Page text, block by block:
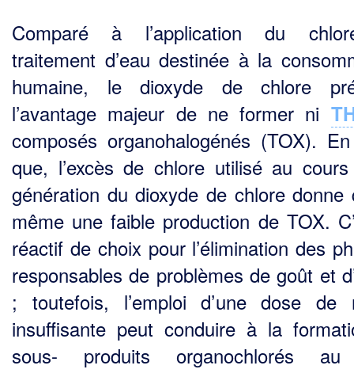
Comparé à l’application du
traitement d’eau destinée à la
humaine, le dioxyde de chlore
l’avantage majeur de ne former ni
composés organohalogénés (TOX).
que, l’excès de chlore utilisé au
génération du dioxyde de chlore donne
même une faible production de TOX.
réactif de choix pour l’élimination des
responsables de problèmes de goût et
; toutefois, l’emploi d’une dose de
insuffisante peut conduire à la
sous- produits organochlorés